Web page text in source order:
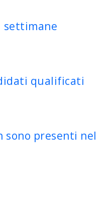
settimane
qualificati
sono presenti nel